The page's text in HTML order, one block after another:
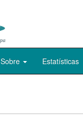
Sobre Estatísticas